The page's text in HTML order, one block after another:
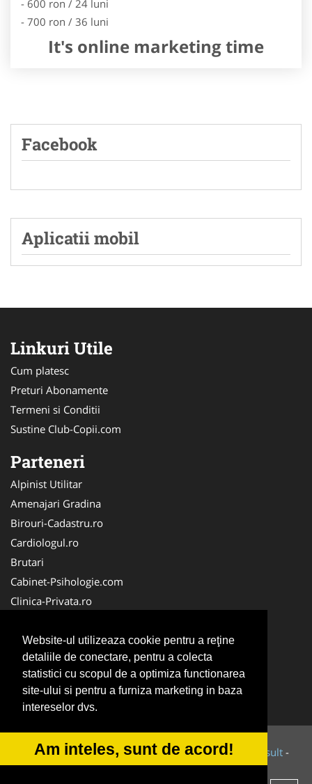
Website-ul utilizeaza cookie pentru a reţine
detaliile de conectare, pentru a colecta
statistici cu scopul de a optimiza functionarea
site-ului si pentru a furniza marketing in baza
intereselor dvs.
Am inteles, sunt de acord!
- 600 ron / 24 luni
- 700 ron / 36 luni
It's online marketing time
Facebook
Aplicatii mobil
Linkuri Utile
Cum platesc
Preturi Abonamente
Termeni si Conditii
Sustine Club-Copii.com
Parteneri
Alpinist Utilitar
Amenajari Gradina
Birouri-Cadastru.ro
Cardiologul.ro
Brutari
Cabinet-Psihologie.com
Clinica-Privata.ro
Cabinet-Individual.ro
CentruInchirieri.ro
Echipamente Romania
MedicAcupunctura.ro
© 2014-2026 Powered byVilonMedia&Tokaido Consult -
ANPC SOL